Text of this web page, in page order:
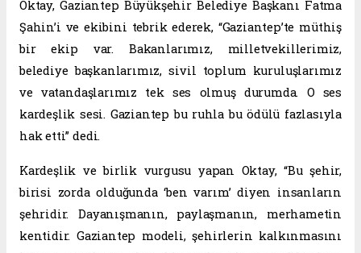
Oktay, Gaziantep Büyükşehir Belediye Başkanı Fatma
Şahin’i ve ekibini tebrik ederek, “Gaziantep’te müthiş
bir ekip var. Bakanlarımız, milletvekillerimiz,
belediye başkanlarımız, sivil toplum kuruluşlarımız
ve vatandaşlarımız tek ses olmuş durumda. O ses
kardeşlik sesi. Gaziantep bu ruhla bu ödülü fazlasıyla
hak etti” dedi.
Kardeşlik ve birlik vurgusu yapan Oktay, “Bu şehir,
birisi zorda olduğunda ‘ben varım’ diyen insanların
şehridir. Dayanışmanın, paylaşmanın, merhametin
kentidir. Gaziantep modeli, şehirlerin kalkınmasını